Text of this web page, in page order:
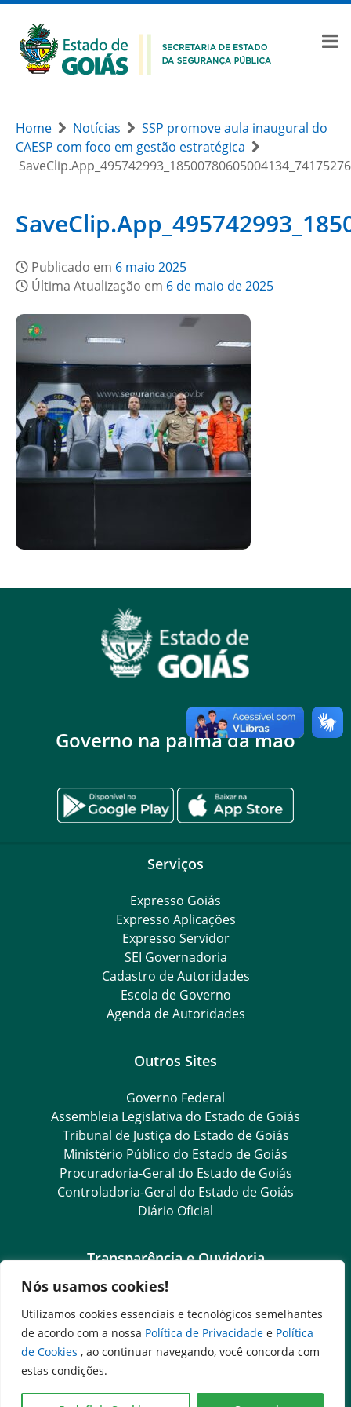
Nós usamos cookies!
Utilizamos cookies essenciais e tecnológicos semelhantes
de acordo com a nossa Política de Privacidade e Política
de Cookies , ao continuar navegando, você concorda com
estas condições.
Home Notícias
SSP promove aula inaugural do
CAESP com foco em gestão estratégica
Publicado em 6 maio 2025
Última Atualização em 6 de maio de 2025
Governo na palma da mão
Serviços
Expresso Goiás
Expresso Aplicações
Expresso Servidor
SEI Governadoria
Cadastro de Autoridades
Escola de Governo
Agenda de Autoridades
Outros Sites
Governo Federal
Assembleia Legislativa do Estado de Goiás
Tribunal de Justiça do Estado de Goiás
Ministério Público do Estado de Goiás
Procuradoria-Geral do Estado de Goiás
Controladoria-Geral do Estado de Goiás
Diário Oficial
Transparência e Ouvidoria
LGPD
Goiás Transparência
Dados Abertos Goiás
e-SIC
SIC – Serviço de Informação ao Cidadão
Ouvidoria Setorial (Expresso)